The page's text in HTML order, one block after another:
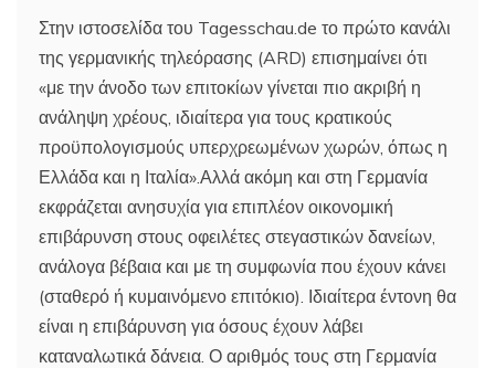
Στην ιστοσελίδα του Tagesschau.de το πρώτο κανάλι
της γερμανικής τηλεόρασης (ARD) επισημαίνει ότι
«με την άνοδο των επιτοκίων γίνεται πιο ακριβή η
ανάληψη χρέους, ιδιαίτερα για τους κρατικούς
προϋπολογισμούς υπερχρεωμένων χωρών, όπως η
Ελλάδα και η Ιταλία».Αλλά ακόμη και στη Γερμανία
εκφράζεται ανησυχία για επιπλέον οικονομική
επιβάρυνση στους οφειλέτες στεγαστικών δανείων,
ανάλογα βέβαια και με τη συμφωνία που έχουν κάνει
(σταθερό ή κυμαινόμενο επιτόκιο). Ιδιαίτερα έντονη θα
είναι η επιβάρυνση για όσους έχουν λάβει
καταναλωτικά δάνεια. Ο αριθμός τους στη Γερμανία